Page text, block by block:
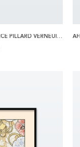
AFFICHE PERCE NEIGE BY MAURICE PILLARD VERNEUIL 30X40